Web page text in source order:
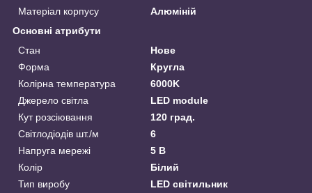
Матеріал корпусу
Алюміній
Основні атрибути
Стан
Нове
Форма
Кругла
Колірна температура
6000K
Джерело світла
LED module
Кут розсіювання
120 град.
Світлодіодів шт./м
6
Напруга мережі
5 В
Колір
Білий
Тип виробу
LED світильник